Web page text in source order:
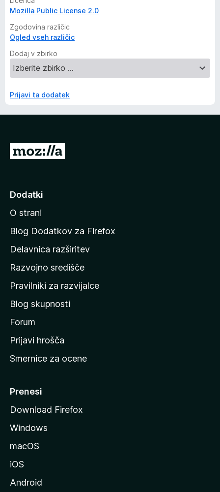
Mozilla Public License 2.0
Zgodovina različic
Ogled vseh različic
Dodaj v zbirko
Prijavi ta dodatek
P
d
n
a
o
m
a
o
s
t
a
M
z
i
e
Dodatki
O strani
Blog Dodatkov za Firefox
Delavnica razširitev
Razvojno središče
Pravilniki za razvijalce
Blog skupnosti
Forum
Prijavi hrošča
Smernice za ocene
Prenesi
Download Firefox
Windows
macOS
iOS
Android